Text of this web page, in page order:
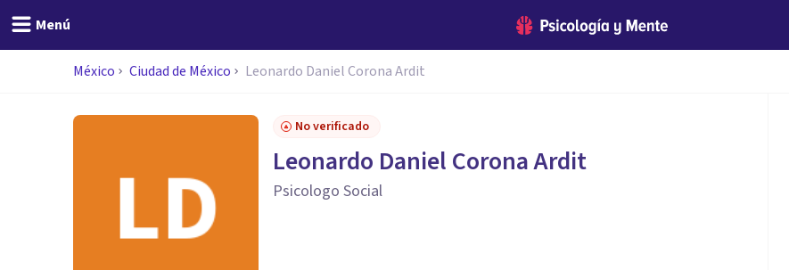
Menú
México Ciudad de México Leonardo Daniel Corona Ardit
No verificado
Leonardo Daniel Corona Ardit
Psicologo Social